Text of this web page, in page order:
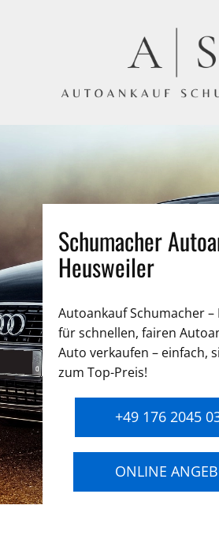
Schumacher
Heusweiler
Autoankauf Schumacher
für schnellen, fairen
Auto verkaufen – einfach,
zum Top-Preis!
+49 176 2045
ONLINE